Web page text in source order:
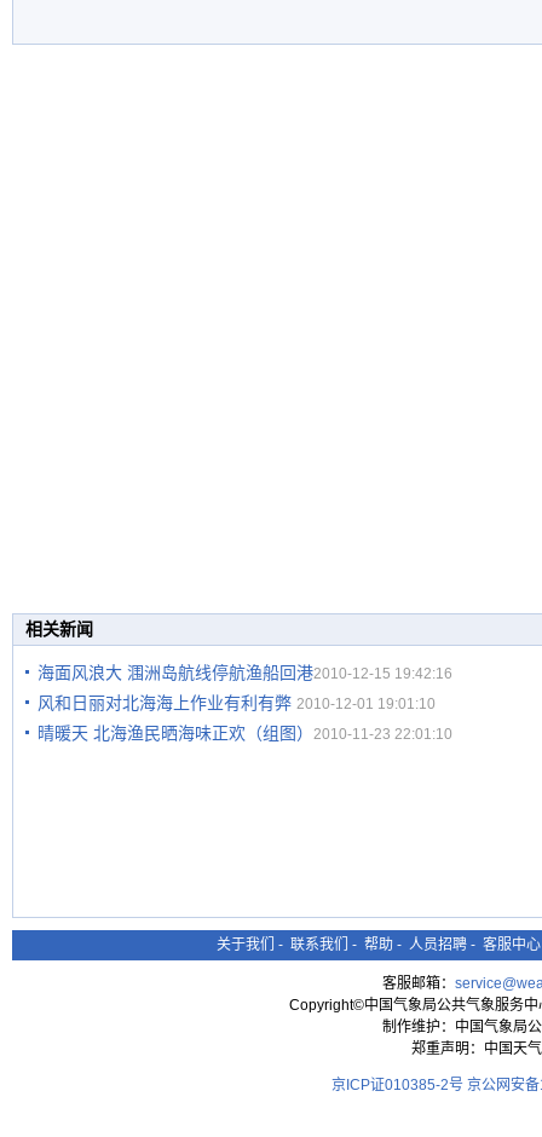
相关新闻
海面风浪大 涠洲岛航线停航渔船回港2010-12-15 19:42:16
风和日丽对北海海上作业有利有弊 2010-12-01 19:01:10
晴暖天 北海渔民晒海味正欢（组图） 2010-11-23 22:01:10
关于我们 - 联系我们 - 帮助 - 人员招聘 - 客服中心
客服邮箱：
Copyright©中国气象局公共气象服务
制作维护：中国气象局
郑重声明：中国天
京ICP证010385-2号 京公网安